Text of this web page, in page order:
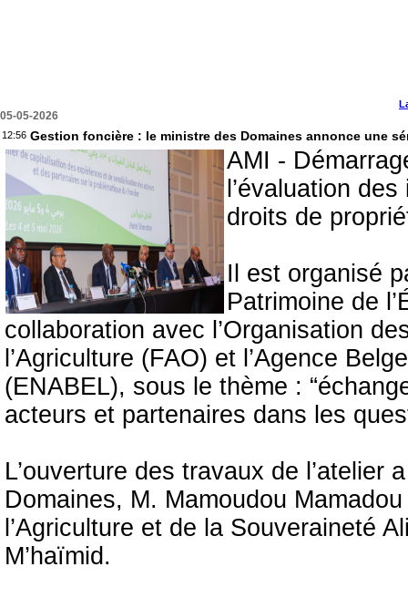
05-05-2026
12:56 Gestion foncière : le ministre des Domaines annonce une
AMI -
l’évaluation
droits de
Il est organisé
Patrimoine de
collaboration avec l’Organisation
l’Agriculture (FAO) et l’Agence
(ENABEL), sous le thème :
acteurs et partenaires dans les
L’ouverture des travaux de
Domaines, M. Mamoudou
l’Agriculture et de la Souveraineté
M’haïmid.